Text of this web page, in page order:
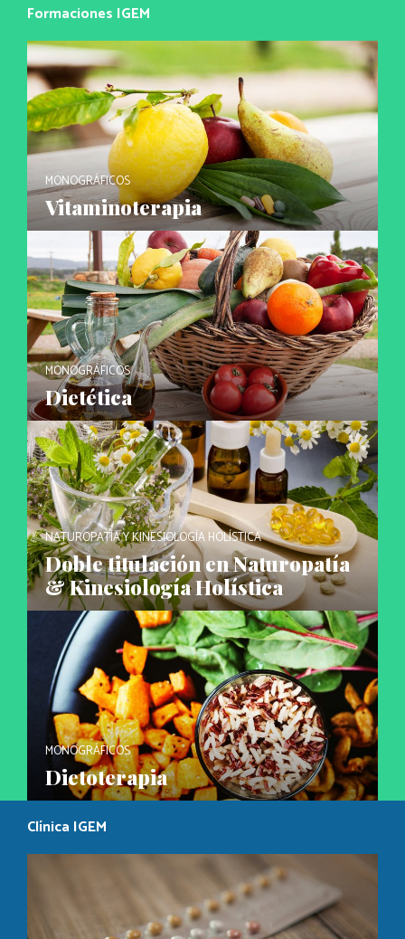
Formaciones IGEM
MONOGRÁFICOS
Vitaminoterapia
MONOGRÁFICOS
Dietética
NATUROPATÍA Y KINESIOLOGÍA HOLÍSTICA
Doble titulación en Naturopatía
& Kinesiología Holística
MONOGRÁFICOS
Dietoterapia
Clínica IGEM